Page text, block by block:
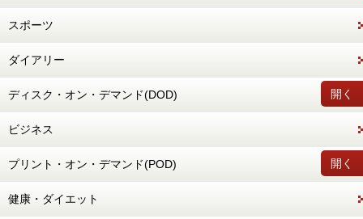
スポーツ
ダイアリー
開く
ディスク・オン・デマンド(DOD)
ビジネス
開く
プリント・オン・デマンド(POD)
健康・ダイエット